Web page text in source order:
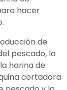
hacer
de
pescado, la
harina de
cortadora